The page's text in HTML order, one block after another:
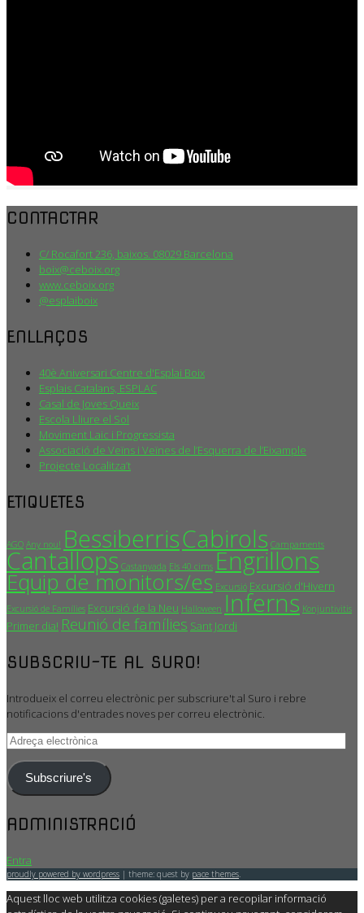
CONTACTAR
C/ Rocafort 236, baixos. 08029 Barcelona
boix@ceboix.org
www.ceboix.org
@esplaiboix
ENLLAÇOS
40è Aniversari Centre d'Esplai Boix
Esplais Catalans, ESPLAC
Casal de Joves Queix
Escola Lliure el Sol
Moviment Laic i Progressista
Associació de Veïns i Veïnes de l’Esquerra de l’Eixample
Projecte Localitza’t
ETIQUETES
AGO Any nou! BessiberrisCabirols Campaments
Cantallops Castanyada Els 40 cims Engrillons
Equip de monitors/es Excursió Excursió d'Hivern
Excursió de Famílies Excursió de la Neu Halloween Inferns Konjuntivitis
Primer dia! Reunió de famílies Sant Jordi
SUBSCRIU-TE AL SURO!
Introdueix el correu electrònic per subscriure't al Suro i rebre
notificacions d'entrades noves per correu electrònic.
Adreça
Subscriure's
ADMINISTRACIÓ
Entra
proudly powered by wordpress | theme: quest by pace themes
Aquest lloc web utilitza cookies (galetes) per a recopilar informació